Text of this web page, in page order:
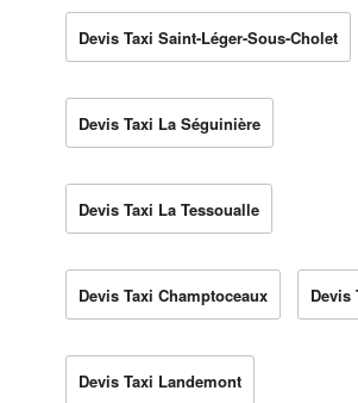
Devis Taxi Saint-Léger-Sous-Cholet
Devis Taxi La Séguinière
Devis Taxi La Tessoualle
Devis Taxi Champtoceaux Devis
Devis Taxi Landemont